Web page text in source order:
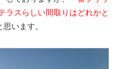
ラスらしい間取りはどれかと
思います。